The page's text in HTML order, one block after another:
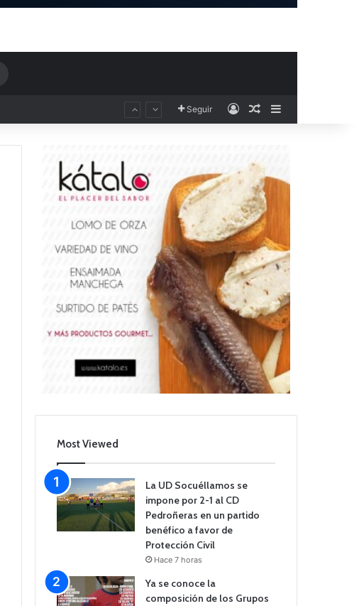
Seguir AccesoPublicación al
Most Viewed
La UD Socuéllamos se
impone por 2-1 al CD
Pedroñeras en un partido
benéfico a favor de
Protección Civil
Hace 7 horas
Ya se conoce la
composición de los Grupos